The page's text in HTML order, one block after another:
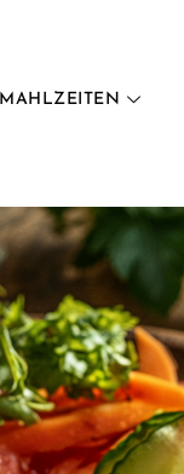
MAHLZEITEN